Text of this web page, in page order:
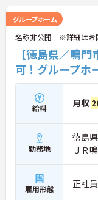
い。
グループホーム
名称非公開 ※詳細はお
【徳島県／鳴
可！グループホ
給料 月収
勤務地
徳島
ＪＲ
雇用形態 正社